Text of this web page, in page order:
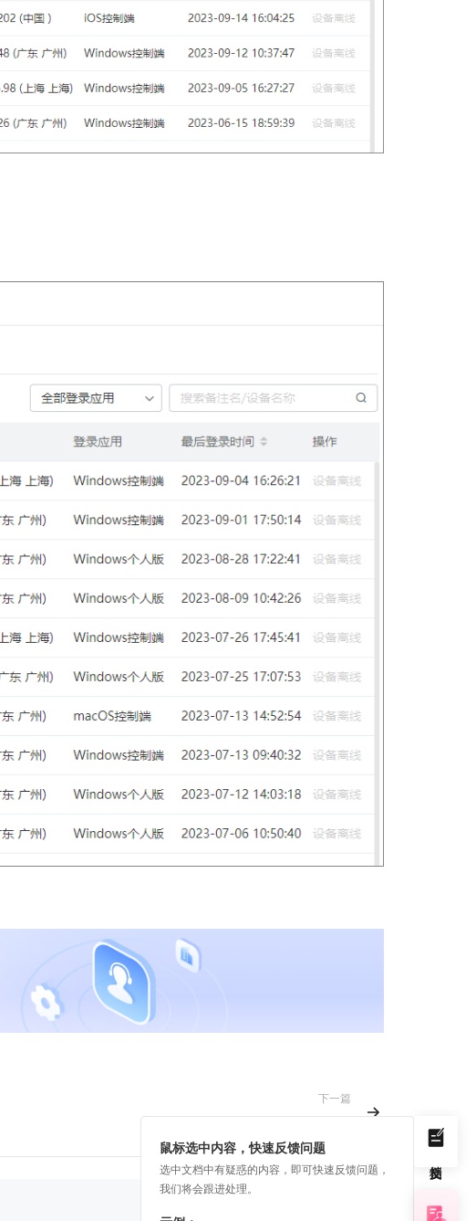
下一篇
鼠标选中内容，快速反馈问题
选中文档中有疑惑的内容，即可快速反馈问题，
我们将会跟进处理。